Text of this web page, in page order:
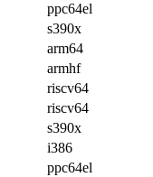
ppc64el
s390x
arm64
armhf
riscv64
riscv64
s390x
i386
ppc64el